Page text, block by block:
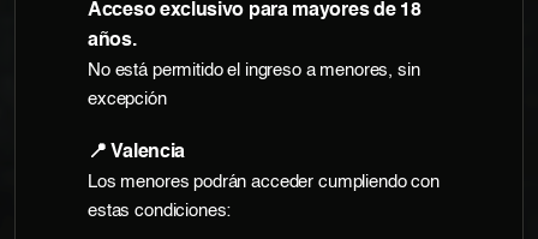
Acceso exclusivo para mayores de 18
años.
No está permitido el ingreso a menores, sin
excepción
📍 Valencia
Los menores podrán acceder cumpliendo con
estas condiciones: